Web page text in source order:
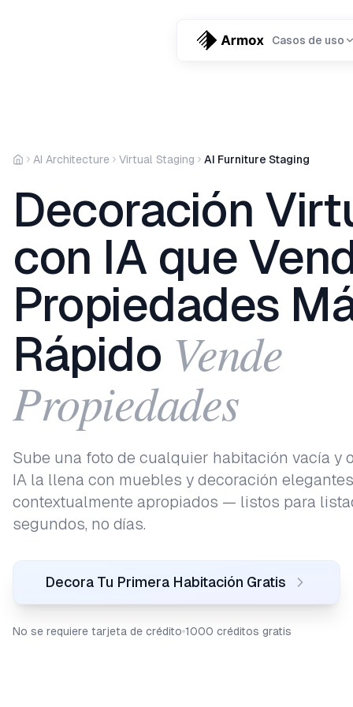
Casos de uso
AI Architecture Virtual Staging AI Furniture Staging
Decoración
con IA que
Propiedades
Rápido Vende
Propiedades
Sube una foto de cualquier habitación vacía y
IA la llena con muebles y decoración
contextualmente apropiados — listos para
segundos, no días.
Decora Tu Primera Habitación Gratis
No se requiere tarjeta de crédito 1000 créditos gratis